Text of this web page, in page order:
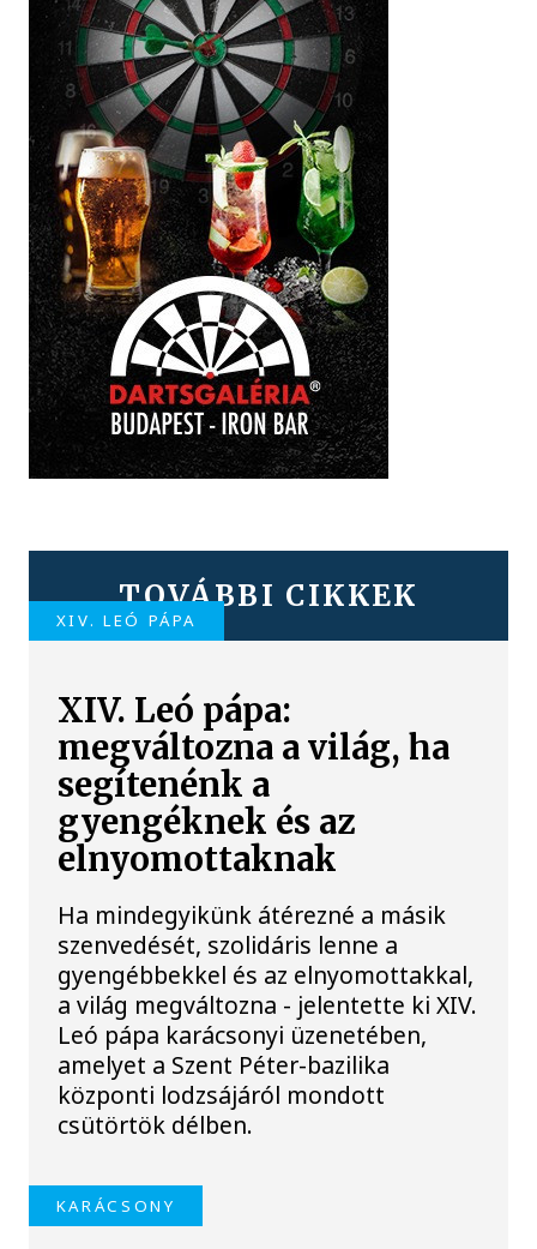
TOVÁBBI CIKKEK
XIV. LEÓ PÁPA
XIV. Leó pápa:
megváltozna a világ, ha
segítenénk a
gyengéknek és az
elnyomottaknak
Ha mindegyikünk átérezné a másik
szenvedését, szolidáris lenne a
gyengébbekkel és az elnyomottakkal,
a világ megváltozna - jelentette ki XIV.
Leó pápa karácsonyi üzenetében,
amelyet a Szent Péter-bazilika
központi lodzsájáról mondott
csütörtök délben.
KARÁCSONY